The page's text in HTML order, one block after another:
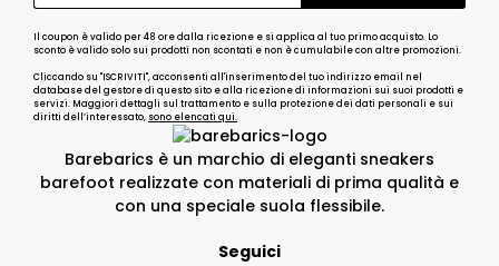
Barebarics è un marchio di eleganti sneakers
barefoot realizzate con materiali di prima qualità e
con una speciale suola flessibile.
Seguici
Il coupon è valido per 48 ore dalla ricezione e si applica al tuo primo acquisto. Lo
sconto è valido solo sui prodotti non scontati e non è cumulabile con altre promozioni.
Cliccando su "ISCRIVITI", acconsenti all'inserimento del tuo indirizzo email nel
database del gestore di questo sito e alla ricezione di informazioni sui suoi prodotti e
servizi. Maggiori dettagli sul trattamento e sulla protezione dei dati personali e sui
diritti dell’interessato, sono elencati qui.